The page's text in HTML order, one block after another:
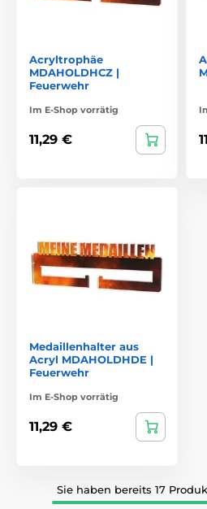
Acryltrophäe
MDAHOLDHCZ |
Feuerwehr
Im E-Shop vorrätig
11,29 €
Medaillenhalter aus
Acryl MDAHOLDHDE |
Feuerwehr
Im E-Shop vorrätig
11,29 €
Sie haben bereits 17